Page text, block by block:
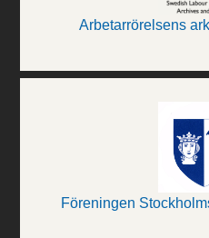
Arbetarrörelsens
Föreningen